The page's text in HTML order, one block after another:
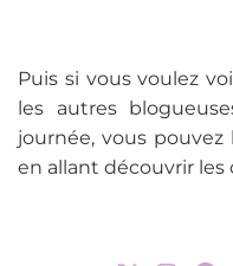
Puis si vous voulez
les autres
journée, vous
en allant découvrir les